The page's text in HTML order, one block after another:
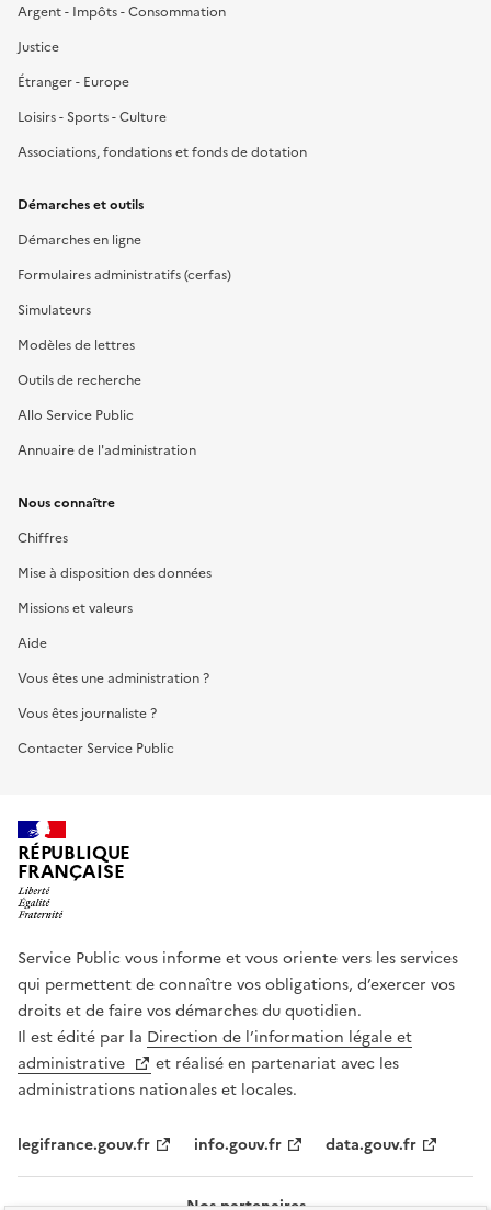
Argent - Impôts - Consommation
Justice
Étranger - Europe
Loisirs - Sports - Culture
Associations, fondations et fonds de dotation
Démarches et outils
Démarches en ligne
Formulaires administratifs (cerfas)
Simulateurs
Modèles de lettres
Outils de recherche
Allo Service Public
Annuaire de l'administration
Nous connaître
Chiffres
Mise à disposition des données
Missions et valeurs
Aide
Vous êtes une administration ?
Vous êtes journaliste ?
Contacter Service Public
RÉPUBLIQUE
FRANÇAISE
Service Public vous informe et vous oriente vers les services
qui permettent de connaître vos obligations, d’exercer vos
droits et de faire vos démarches du quotidien.
Il est édité par la Direction de l’information légale et
administrative
et réalisé en partenariat avec les
administrations nationales et locales.
legifrance.gouv.fr info.gouv.fr data.gouv.fr